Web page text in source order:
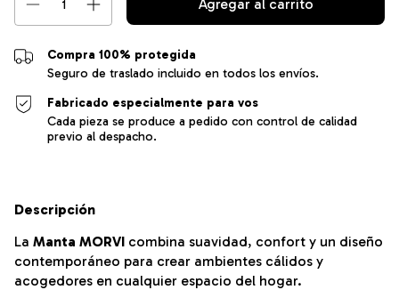
Compra 100% protegida
Seguro de traslado incluido en todos los envíos.
Fabricado especialmente para vos
Cada pieza se produce a pedido con control de calidad
previo al despacho.
Descripción
La Manta MORVI combina suavidad, confort y un diseño
contemporáneo para crear ambientes cálidos y
acogedores en cualquier espacio del hogar.